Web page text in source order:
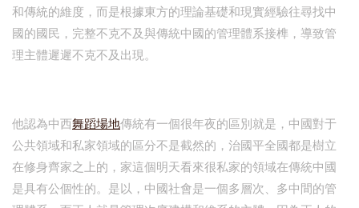
和傳統的維度，而是根據東方的理論基礎和現實經驗往尋找中
國的國民，完整不克不及與傳統中國的管理體系接榫，導致管
理主體遲遲不克不及出現。
他認為中西舞蹈場地傳統有一個很年夜的區別就是，中國對于
公共領域和私家領域的區分不是截然的，治國平全國都是樹立
在修身齊家之上的，家這個明天看來很私家的領域在傳統中國
是具有公個性的。是以，中國社會是一個多層次、多中間的管